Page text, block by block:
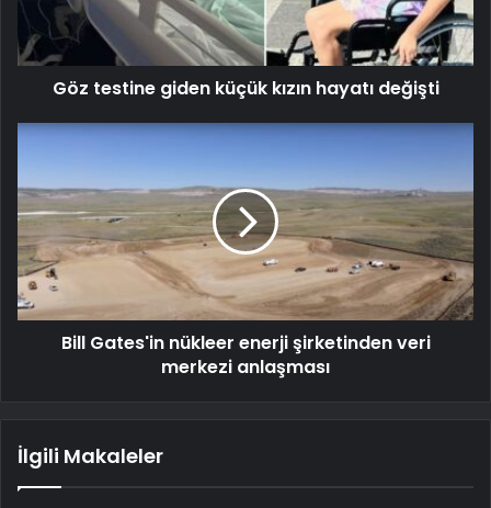
Göz testine giden küçük kızın hayatı değişti
Bill Gates'in nükleer enerji şirketinden veri
merkezi anlaşması
İlgili Makaleler